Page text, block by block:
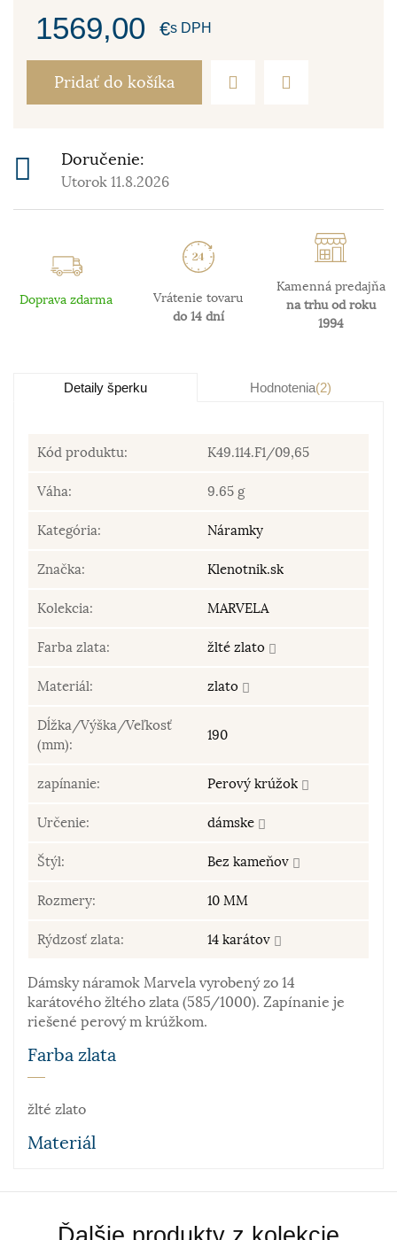
1569,00 €s DPH
Pridať do košíka
Doručenie:
Utorok 11.8.2026
Doprava zdarma
Vrátenie tovaru
do 14 dní
Kamenná predajňa
na trhu od roku
1994
Detaily šperku Hodnotenia(2)
Kód produktu: K49.114.F1/09,65
Váha: 9.65 g
Kategória: Náramky
Značka: Klenotnik.sk
Kolekcia: MARVELA
Farba zlata: žlté zlato
Materiál: zlato
Dĺžka/Výška/Veľkosť
(mm):
190
zapínanie: Perový krúžok
Určenie: dámske
Štýl: Bez kameňov
Rozmery: 10 MM
Rýdzosť zlata: 14 karátov
Dámsky náramok Marvela vyrobený zo 14
karátového žltého zlata (585/1000). Zapínanie je
riešené perový m krúžkom.
Farba zlata
žlté zlato
Materiál
Zlato patrí k najstarším kovom. Je to ušľachtilý, žltý,
sa používa najmä na výrobu šperkov. Samotné rýdze